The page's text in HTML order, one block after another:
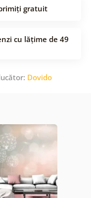
gratuit
cu lățime de 49
Dovido